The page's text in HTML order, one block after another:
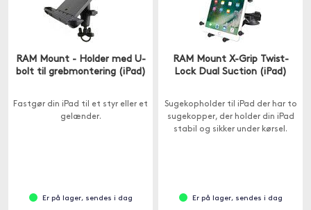
RAM Mount - Holder med U-
bolt til grebmontering (iPad)
Fastgør din iPad til et styr eller et
gelænder.
Er på lager, sendes i dag
RAM Mount X-Grip Twist-
Lock Dual Suction (iPad)
Sugekopholder til iPad der har to
sugekopper, der holder din iPad
stabil og sikker under kørsel.
Er på lager, sendes i dag